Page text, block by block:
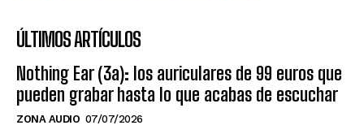
ÚLTIMOS ARTÍCULOS
Nothing Ear (3a): los auriculares de 99 euros que
pueden grabar hasta lo que acabas de escuchar
ZONA AUDIO 07/07/2026